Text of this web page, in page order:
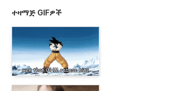
ተዛማጅ GIFዎች